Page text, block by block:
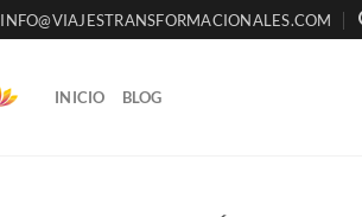
INFO@VIAJESTRANSFORMACIONALES.COM
INICIO BLOG